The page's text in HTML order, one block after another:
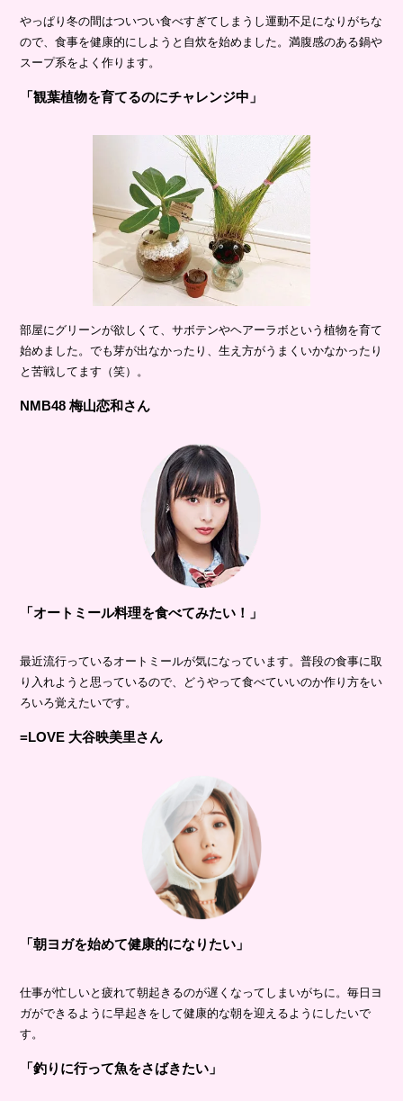
やっぱり冬の間はついつい食べすぎてしまうし運動不足になりがちな
ので、食事を健康的にしようと自炊を始めました。満腹感のある鍋や
スープ系をよく作ります。
「観葉植物を育てるのにチャレンジ中」
部屋にグリーンが欲しくて、サボテンやヘアーラボという植物を育て
始めました。でも芽が出なかったり、生え方がうまくいかなかったり
と苦戦してます（笑）。
NMB48 梅山恋和さん
「オートミール料理を食べてみたい！」
最近流行っているオートミールが気になっています。普段の食事に取
り入れようと思っているので、どうやって食べていいのか作り方をい
ろいろ覚えたいです。
=LOVE 大谷映美里さん
「朝ヨガを始めて健康的になりたい」
仕事が忙しいと疲れて朝起きるのが遅くなってしまいがちに。毎日ヨ
ガができるように早起きをして健康的な朝を迎えるようにしたいで
す。
「釣りに行って魚をさばきたい」